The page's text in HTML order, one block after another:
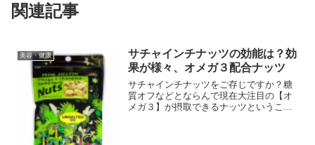
関連記事
美容・健康
サチャインチナッツの効能は？効
果が様々、オメガ３配合ナッツ
サチャインチナッツをご存じですか？糖
質オフなどとならんで現在大注目の【オ
メガ３】が摂取できるナッツということ